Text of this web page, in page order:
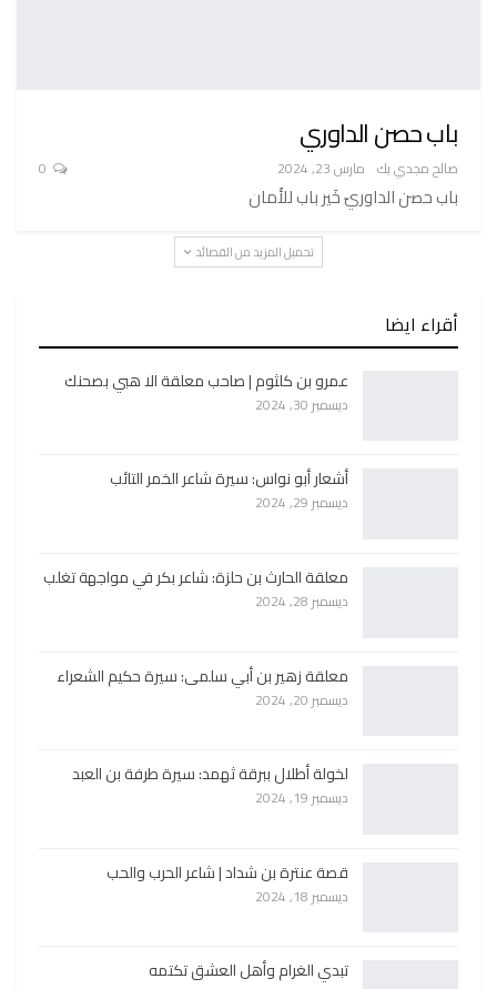
باب حصن الداوري
صالح مجدي بك مارس 23, 2024
باب حصن الداوريّ خَير باب للأَمان
تحميل المزيد من القصائد
أقراء ايضا
عمرو بن كلثوم | صاحب معلقة الا هبي بصحنك
ديسمبر 30, 2024
أشعار أبو نواس: سيرة شاعر الخمر التائب
ديسمبر 29, 2024
معلقة الحارث بن حلزة: شاعر بكر في مواجهة تغلب
ديسمبر 28, 2024
معلقة زهير بن أبي سلمى: سيرة حكيم الشعراء
ديسمبر 20, 2024
لخولة أطلال ببرقة ثهمد: سيرة طرفة بن العبد
ديسمبر 19, 2024
قصة عنترة بن شداد | شاعر الحرب والحب
ديسمبر 18, 2024
تبدي الغرام وأهل العشق تكتمه